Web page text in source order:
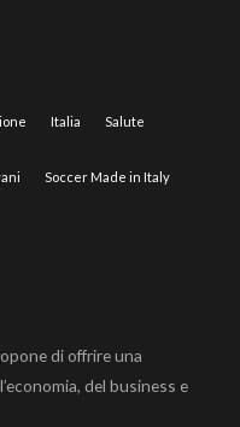
Italia Salute
Soccer Made in Italy
di offrire una
del business e